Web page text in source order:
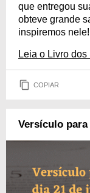
que entregou
obteve grande
inspiremos nele!
Leia o Livro dos
COPIAR
Versículo